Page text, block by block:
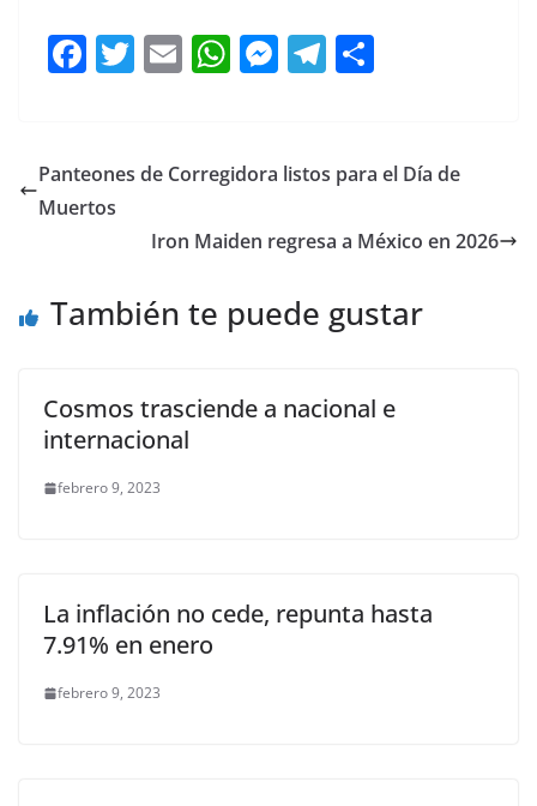
F
e
b
k
T
er
E
l
W
s
p
M
e
g
T
gr
m
p
tir
Panteones de Corregidora listos para el Día de
Muertos
Iron Maiden regresa a México en 2026
También te puede gustar
Cosmos trasciende a nacional e
internacional
febrero 9, 2023
La inflación no cede, repunta hasta
7.91% en enero
febrero 9, 2023